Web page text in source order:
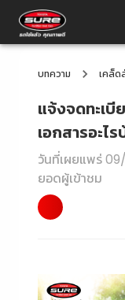
บทความ เคล็ด
แจ้งจดทะเบี
เอกสารอะไร
วันที่เผยแพร่
ยอดผู้เข้าชม